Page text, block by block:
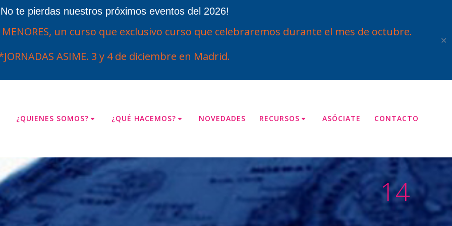
te pierdas nuestros próximos eventos del 2026!
MENORES, un curso que exclusivo curso que celebraremos durante el mes de octubre.
ASIME. 3 y 4 de diciembre en Madrid.
✕
¿QUIENES SOMOS? ¿QUÉ HACEMOS? NOVEDADES RECURSOS ASÓCIATE CONTACTO
14